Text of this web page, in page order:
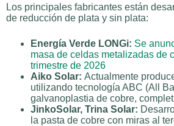
Los principales fabricantes están
de reducción de plata y sin plata:
Energía Verde LONGi: Se
masa de celdas metalizadas de
trimestre de 2026
Aiko Solar: Actualmente
utilizando tecnología ABC (All
galvanoplastia de cobre,
JinkoSolar, Trina Solar:
la pasta de cobre con miras al